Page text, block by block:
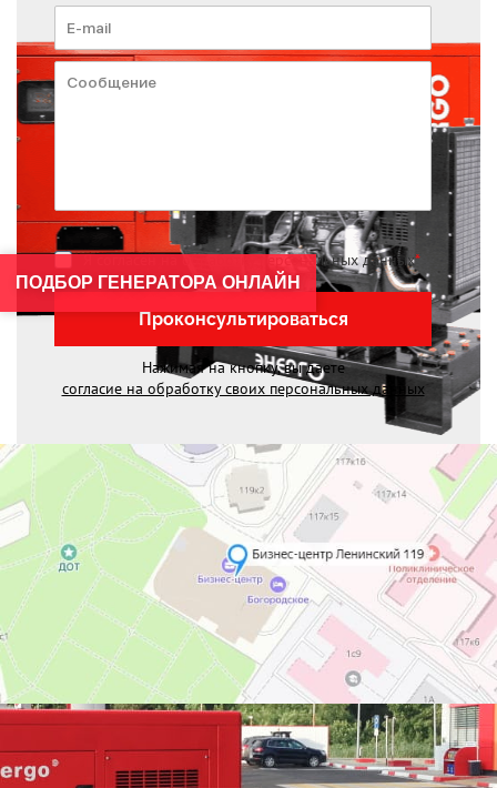
Я согласен на обработку персональных данных*
Проконсультироваться
Нажимая на кнопку, вы даете
согласие на обработку своих персональных данных
ПОДБОР ГЕНЕРАТОРА ОНЛАЙН